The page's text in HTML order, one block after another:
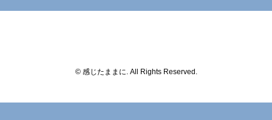
© 感じたままに. All Rights Reserved.